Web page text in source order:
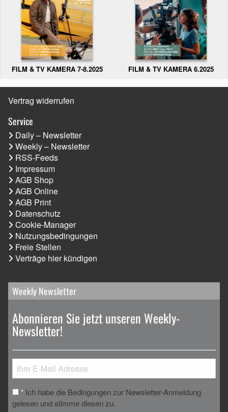
FILM & TV KAMERA 7-8.2025 FILM & TV KAMERA 6.2025
Vertrag widerrufen
Service
Daily – Newsletter
Weekly – Newsletter
RSS-Feeds
Impressum
AGB Shop
AGB Online
AGB Print
Datenschutz
Cookie-Manager
Nutzungsbedingungen
Freie Stellen
Verträge hier kündigen
Weekly Newsletter
Abonnieren Sie jetzt unseren Weekly-
Newsletter!
* Ich habe die Bedingungen zur Newsletter-Anmeldung
gelesen und stimme diesen zu.